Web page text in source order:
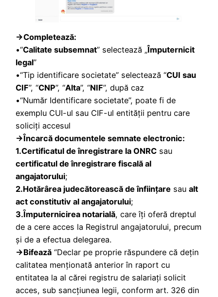
→Completează:
•“Calitate subsemnat” selectează „Împuternicit
legal”
•“Tip identificare societate” selectează “CUI sau
CIF”, “CNP”, “Alta”, “NIF”, după caz
•“Număr Identificare societate”, poate fi de
exemplu CUI-ul sau CIF-ul entității pentru care
soliciți accesul
→Încarcă documentele semnate electronic:
1.Certificatul de înregistrare la ONRC sau
certificatul de înregistrare fiscală al
angajatorului;
2.Hotărârea judecătorească de înființare sau alt
act constitutiv al angajatorului;
3.Ȋmputernicirea notarială, care îți oferă dreptul
de a cere acces la Registrul angajatorului, precum
și de a efectua delegarea.
→Bifează “Declar pe proprie răspundere că dețin
calitatea menționată anterior în raport cu
entitatea la al cărei registru de salariați solicit
acces, sub sancțiunea legii, conform art. 326 din